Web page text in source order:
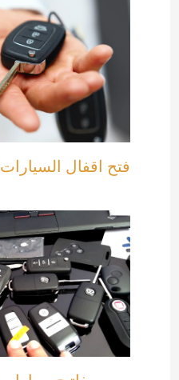
فتح اقفال السيارات 92295349